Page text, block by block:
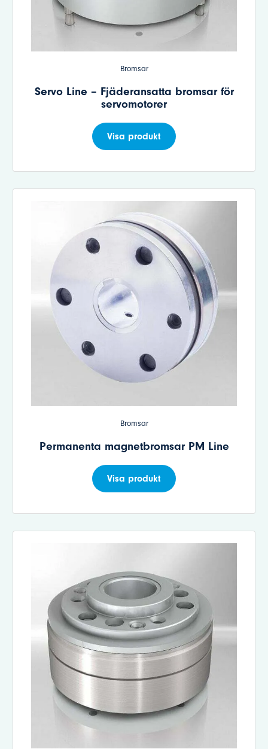
Bromsar
Servo Line – Fjäderansatta bromsar för
servomotorer
Visa produkt
Bromsar
Permanenta magnetbromsar PM Line
Visa produkt